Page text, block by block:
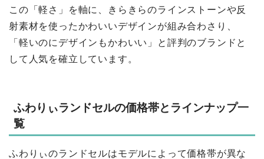
この「軽さ」を軸に、きらきらのラインストーンや反
射素材を使ったかわいいデザインが組み合わさり、
「軽いのにデザインもかわいい」と評判のブランドと
して人気を確立しています。
ふわりぃランドセルの価格帯とラインナップ一
覧
ふわりぃのランドセルはモデルによって価格帯が異な